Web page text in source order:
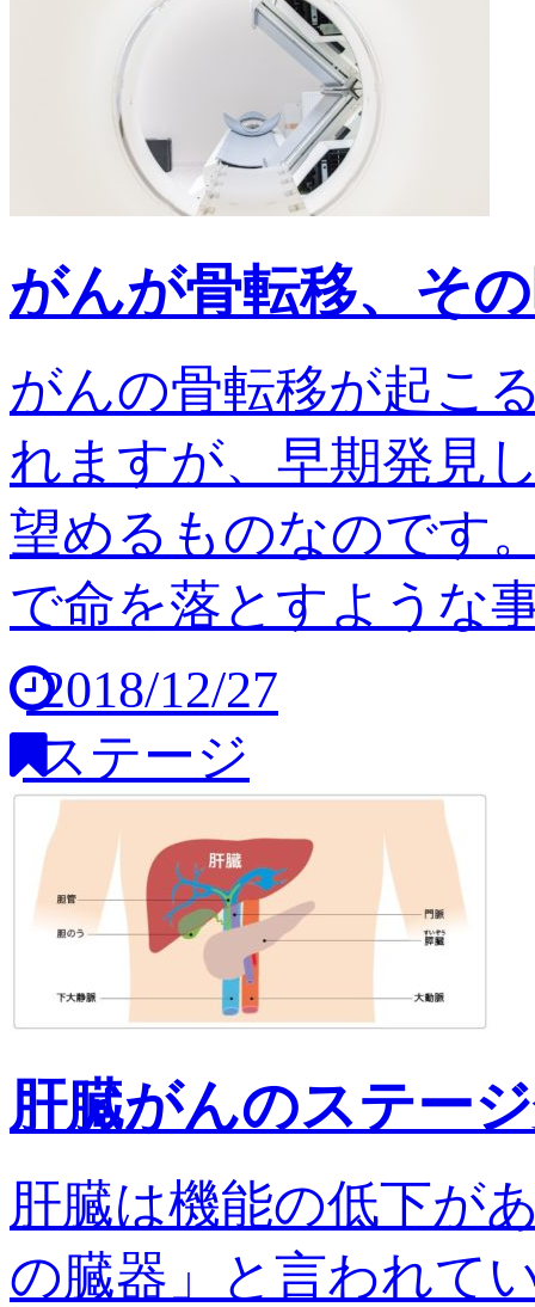
がんが骨転移、そ
がんの骨転移が起こ
れますが、早期発見
望めるものなのです
で命を落とすような
2018/12/27
ステージ
肝臓がんのステー
肝臓は機能の低下が
の臓器」と言われて